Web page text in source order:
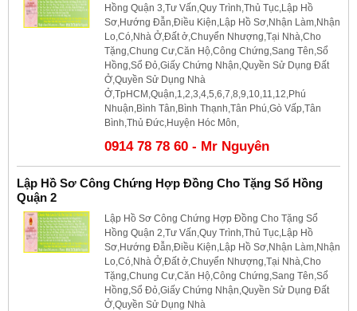
Hồng Quận 3,Tư Vấn,Quy Trình,Thủ Tục,Lập Hồ
Sơ,Hướng Đẫn,Điều Kiện,Lập Hồ Sơ,Nhận Làm,Nhận
Lo,Có,Nhà Ở,Đất ở,Chuyển Nhượng,Tại Nhà,Cho
Tặng,Chung Cư,Căn Hộ,Công Chứng,Sang Tên,Sổ
Hồng,Sổ Đỏ,Giấy Chứng Nhận,Quyền Sử Dụng Đất
Ở,Quyền Sử Dụng Nhà
Ở,TpHCM,Quận,1,2,3,4,5,6,7,8,9,10,11,12,Phú
Nhuận,Bình Tân,Bình Thạnh,Tân Phú,Gò Vấp,Tân
Bình,Thủ Đức,Huyện Hóc Môn,
0914 78 78 60 - Mr Nguyên
Lập Hồ Sơ Công Chứng Hợp Đồng Cho Tặng Sổ Hồng
Quận 2
Lập Hồ Sơ Công Chứng Hợp Đồng Cho Tặng Sổ
Hồng Quận 2,Tư Vấn,Quy Trình,Thủ Tục,Lập Hồ
Sơ,Hướng Đẫn,Điều Kiện,Lập Hồ Sơ,Nhận Làm,Nhận
Lo,Có,Nhà Ở,Đất ở,Chuyển Nhượng,Tại Nhà,Cho
Tặng,Chung Cư,Căn Hộ,Công Chứng,Sang Tên,Sổ
Hồng,Sổ Đỏ,Giấy Chứng Nhận,Quyền Sử Dụng Đất
Ở,Quyền Sử Dụng Nhà